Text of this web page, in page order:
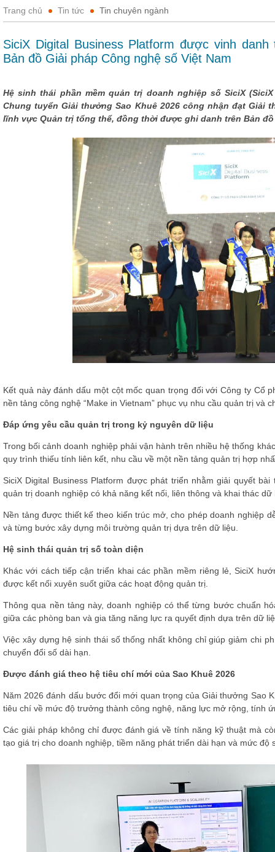
Trang chủ Tin tức Tin chuyên ngành
SiciX Digital Business Platform được vinh
Bản đồ Giải pháp Công nghệ số Việt Nam
Hệ sinh thái phần mềm quản trị doanh nghiệp số SiciX
Chung tuyển Giải thưởng Sao Khuê 2026 công nhận đạt Giải
lĩnh vực Quản trị tổng thể, đồng thời được ghi danh trên Bản đồ
Kết quả này đánh dấu một cột mốc quan trọng đối với Công ty Cổ
nền tảng công nghệ “Make in Vietnam” phục vụ nhu cầu quản trị và
Đáp ứng yêu cầu quản trị trong kỷ nguyên dữ liệu
Trong bối cảnh doanh nghiệp phải vận hành trên nhiều hệ thống
quy trình thiếu tính liên kết, nhu cầu về một nền tảng quản trị hợp
SiciX Digital Business Platform được phát triển nhằm giải quyết
quản trị doanh nghiệp có khả năng kết nối, liên thông và khai thác
Nền tảng được thiết kế theo kiến trúc mở, cho phép doanh nghiệp
và từng bước xây dựng môi trường quản trị dựa trên dữ liệu.
Hệ sinh thái quản trị số toàn diện
Khác với cách tiếp cận triển khai các phần mềm riêng lẻ, SiciX
được kết nối xuyên suốt giữa các hoạt động quản trị.
Thông qua nền tảng này, doanh nghiệp có thể từng bước chuẩn
giữa các phòng ban và gia tăng năng lực ra quyết định dựa trên dữ
Việc xây dựng hệ sinh thái số thống nhất không chỉ giúp giảm chi
chuyển đổi số dài hạn.
Được đánh giá theo hệ tiêu chí mới của Sao Khuê 2026
Năm 2026 đánh dấu bước đổi mới quan trọng của Giải thưởng Sao
tiêu chí về mức độ trưởng thành công nghệ, năng lực mở rộng, tính
Các giải pháp không chỉ được đánh giá về tính năng kỹ thuật mà
tạo giá trị cho doanh nghiệp, tiềm năng phát triển dài hạn và mức độ